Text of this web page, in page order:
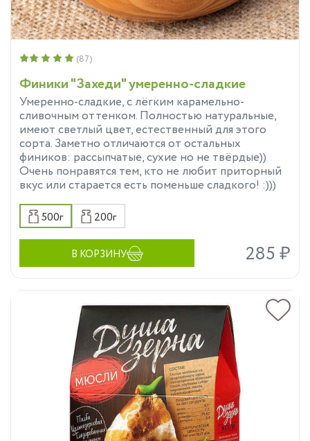
Финики "Захеди" умеренно-сладкие
Умеренно-сладкие, с лёгким карамельно-
сливочным оттенком. Полностью натуральные,
имеют светлый цвет, естественный для этого
сорта. Заметно отличаются от остальных
фиников: рассыпчатые, сухие но не твёрдые))
Очень понравятся тем, кто не любит приторный
вкус или старается есть поменьше сладкого! :)))
(87)
500г 200г
В КОРЗИНУ 285 ₽